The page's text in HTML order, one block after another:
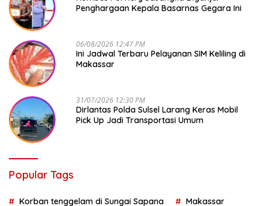
Penghargaan Kepala Basarnas Gegara Ini
06/08/2026 12:47 PM
Ini Jadwal Terbaru Pelayanan SIM Keliling di
Makassar
31/07/2026 12:30 PM
Dirlantas Polda Sulsel Larang Keras Mobil
Pick Up Jadi Transportasi Umum
Popular Tags
Korban tenggelam di Sungai Sapana Makassar